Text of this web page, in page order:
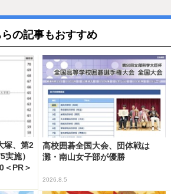
らの記事もおすすめ
塚、第2
施）
PR＞
高校囲碁全国大会、団体戦は
灘・南山女子部が優勝
2026.8.5